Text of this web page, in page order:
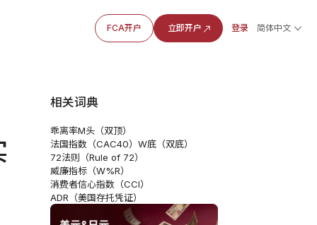
FCA开户 立即开户 登录 简体中文
相关词典
乖离率M头（双顶）
法国指数（CAC40） W底（双底）
72法则（Rule of 72）
威廉指标（W%R）
消费者信心指数（CCI）
ADR（美国存托凭证）